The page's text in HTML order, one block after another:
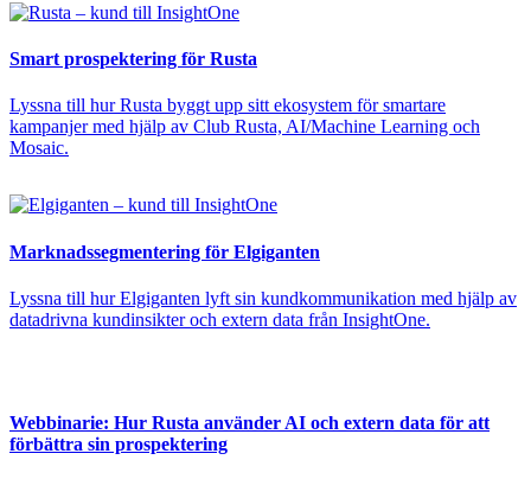
Smart prospektering för Rusta
Lyssna till hur Rusta byggt upp sitt ekosystem för smartare
kampanjer med hjälp av Club Rusta, AI/Machine Learning och
Mosaic.
Marknadssegmentering för Elgiganten
Lyssna till hur Elgiganten lyft sin kundkommunikation med hjälp av
datadrivna kundinsikter och extern data från InsightOne.
Webbinarie: Hur Rusta använder AI och extern data för att
förbättra sin prospektering